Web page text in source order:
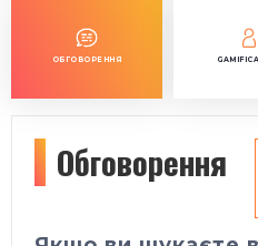
ОБГОВОРЕННЯ
Обговорення